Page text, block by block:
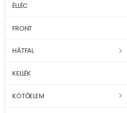
ÉLLÉC
FRONT
HÁTFAL
KELLÉK
KÖTŐELEM